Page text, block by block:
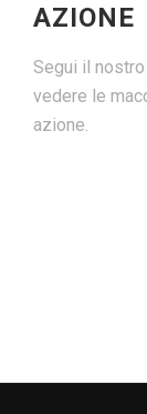
AZIONE
Segui il
vedere le
azione.